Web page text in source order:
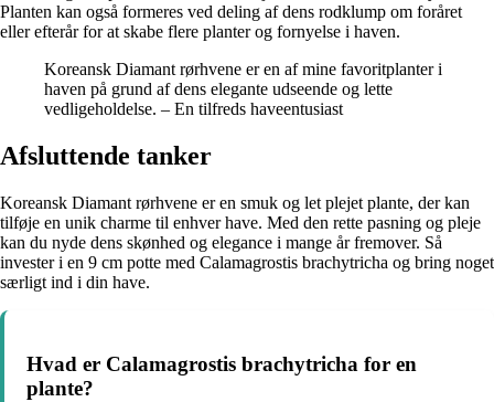
Planten kan også formeres ved deling af dens rodklump om foråret
eller efterår for at skabe flere planter og fornyelse i haven.
Koreansk Diamant rørhvene er en af mine favoritplanter i
haven på grund af dens elegante udseende og lette
vedligeholdelse. – En tilfreds haveentusiast
Afsluttende tanker
Koreansk Diamant rørhvene er en smuk og let plejet plante, der kan
tilføje en unik charme til enhver have. Med den rette pasning og pleje
kan du nyde dens skønhed og elegance i mange år fremover. Så
invester i en 9 cm potte med Calamagrostis brachytricha og bring noget
særligt ind i din have.
Hvad er Calamagrostis brachytricha for en
plante?